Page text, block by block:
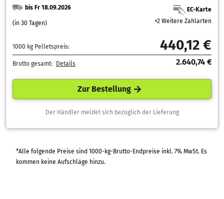
bis Fr 18.09.2026
(in 30 Tagen)
EC-Karte
+2 Weitere Zahlarten
1000 kg Pelletspreis: 440,12 €
Brutto gesamt: Details 2.640,74 €
Zur Bestellung
Der Händler meldet sich bezüglich der Lieferung
*Alle folgende Preise sind 1000-kg-Brutto-Endpreise inkl. 7% MwSt. Es
kommen keine Aufschläge hinzu.